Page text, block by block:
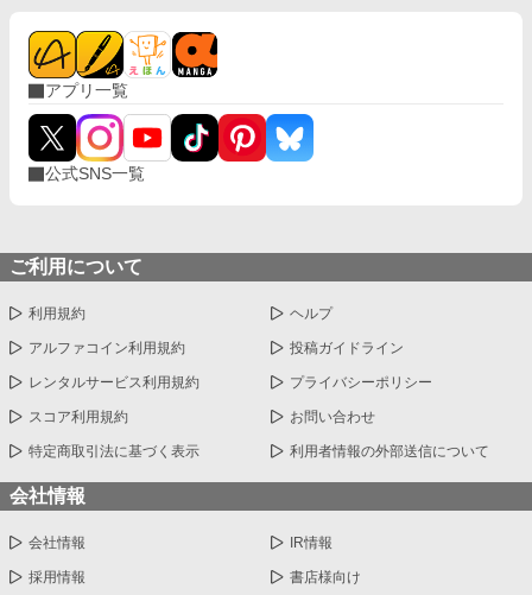
アプリ一覧
公式SNS一覧
ご利用について
利用規約 ヘルプ
アルファコイン利用規約 投稿ガイドライン
レンタルサービス利用規約 プライバシーポリシー
スコア利用規約 お問い合わせ
特定商取引法に基づく表示 利用者情報の外部送信について
会社情報
会社情報 IR情報
採用情報 書店様向け